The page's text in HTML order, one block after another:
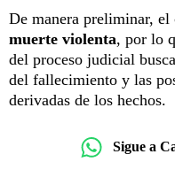
De manera preliminar, el
muerte violenta, por lo
del proceso judicial
del fallecimiento y las
derivadas de los hechos.
Sigue a